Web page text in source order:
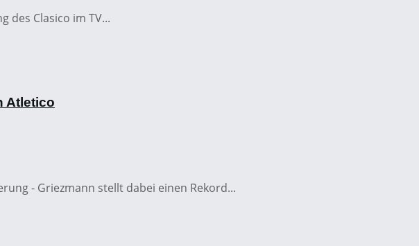
des Clasico im TV...
Atletico
- Griezmann stellt dabei einen Rekord...